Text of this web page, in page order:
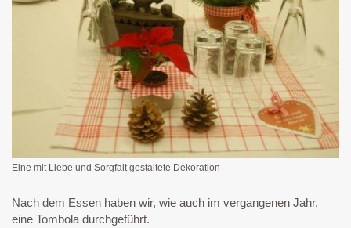
Eine mit Liebe und Sorgfalt gestaltete Dekoration
Nach dem Essen haben wir, wie auch im vergangenen Jahr,
eine Tombola durchgeführt.